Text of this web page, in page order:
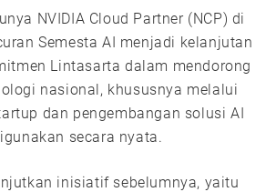
NVIDIA Cloud Partner (NCP) di
Semesta AI menjadi kelanjutan
Lintasarta dalam mendorong
nasional, khususnya melalui
dan pengembangan solusi AI
secara nyata.
inisiatif sebelumnya, yaitu